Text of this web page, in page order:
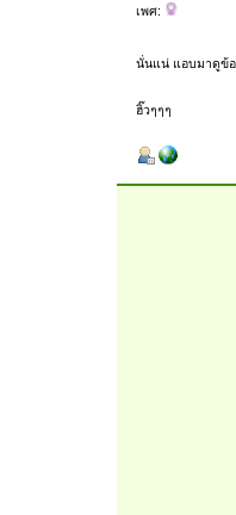
เพศ:
นั่นแน่ แอบมาดูข้อ
ฮิ๊วๆๆๆ